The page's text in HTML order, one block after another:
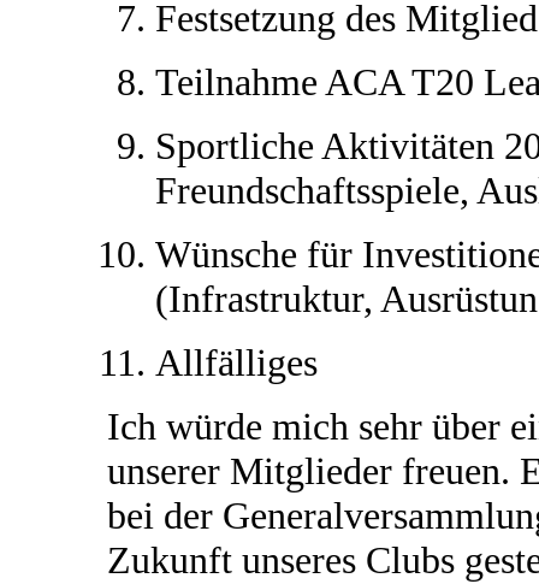
Festsetzung des
Teilnahme ACA T20
Sportliche Aktivitäten
Freundschaftsspiele,
Wünsche für
(Infrastruktur,
Allfälliges
Ich würde mich sehr über
unserer Mitglieder freuen.
bei der
Zukunft unseres Clubs